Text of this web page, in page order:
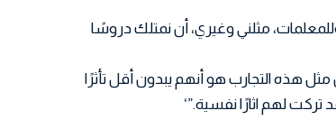
مثلني وغيري، أن نمتلك دروسًا
مثل هذه التجارب هو أنهم يبدون أقل تأثرًا
تركت لهم اثارًا نفسية.”‘